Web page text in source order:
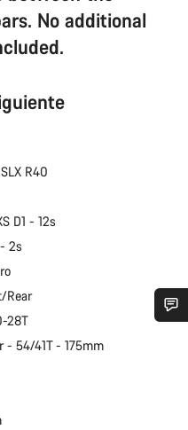
No additional
R40
D1 - 12s
2s
Rear
28T
- 54/41T - 175mm